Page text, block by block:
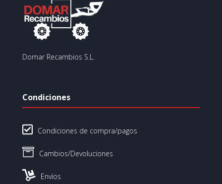
Domar Recambios S.L.
Condiciones
 Condiciones de compra/pagos
 Cambios/Devoluciones
 Envíos